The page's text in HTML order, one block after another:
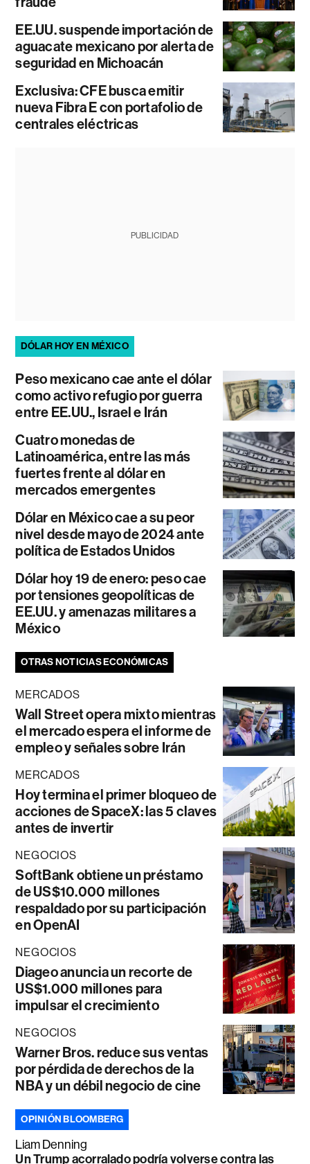
EE.UU. suspende importación de
aguacate mexicano por alerta de
seguridad en Michoacán
Exclusiva: CFE busca emitir
nueva Fibra E con portafolio de
centrales eléctricas
PUBLICIDAD
DÓLAR HOY EN MÉXICO
Peso mexicano cae ante el dólar
como activo refugio por guerra
entre EE.UU., Israel e Irán
Cuatro monedas de
Latinoamérica, entre las más
fuertes frente al dólar en
mercados emergentes
Dólar en México cae a su peor
nivel desde mayo de 2024 ante
política de Estados Unidos
Dólar hoy 19 de enero: peso cae
por tensiones geopolíticas de
EE.UU. y amenazas militares a
México
OTRAS NOTICIAS ECONÓMICAS
MERCADOS
Wall Street opera mixto mientras
el mercado espera el informe de
empleo y señales sobre Irán
MERCADOS
Hoy termina el primer bloqueo de
acciones de SpaceX: las 5 claves
antes de invertir
NEGOCIOS
SoftBank obtiene un préstamo
de US$10.000 millones
respaldado por su participación
en OpenAI
NEGOCIOS
Diageo anuncia un recorte de
US$1.000 millones para
impulsar el crecimiento
NEGOCIOS
Warner Bros. reduce sus ventas
por pérdida de derechos de la
NBA y un débil negocio de cine
OPINIÓN BLOOMBERG
Liam Denning
Un Trump acorralado podría volverse contra las